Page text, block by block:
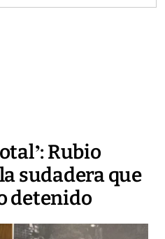
Rubio
sudadera que
detenido